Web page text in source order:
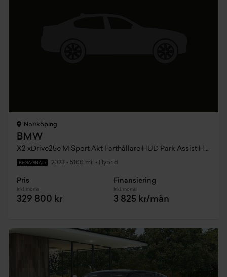
Norrköping
BMW
X2 xDrive25e M Sport Akt Farthållare HUD Park Assist HiFi
BEGAGNAD 2023 • 5100 mil • Hybrid
Pris
Inkl. moms
329 800 kr
Finansiering
Inkl. moms
3 825 kr/mån